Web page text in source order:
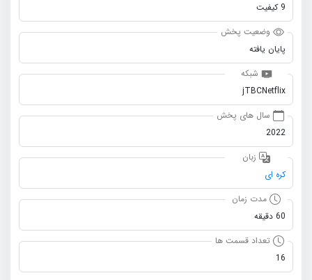
9 کیفیت
وضعیت پخش
پایان یافته
شبکه
jTBCNetflix
سال های پخش
2022
زبان
کره ای
مدت زمان
60 دقیقه
تعداد قسمت ها
16